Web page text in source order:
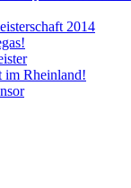
2014
im Rheinland!